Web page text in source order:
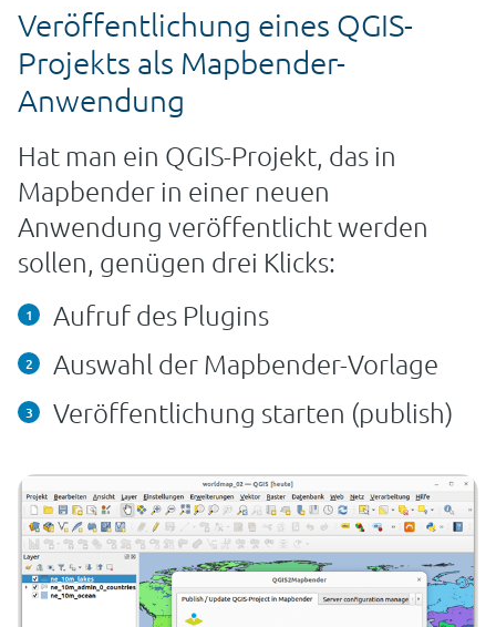
Veröffentlichung eines QGIS-
Projekts als Mapbender-
Anwendung
Hat man ein QGIS-Projekt, das in
Mapbender in einer neuen
Anwendung veröffentlicht werden
sollen, genügen drei Klicks:
Aufruf des Plugins
Auswahl der Mapbender-Vorlage
Veröffentlichung starten (publish)